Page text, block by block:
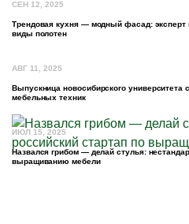
СЕН 12, 2025
Трендовая кухня — модный фасад: эксперт
виды полотен
АВГ 11, 2025
Выпускница новосибирского
мебельных техник
ИЮЛ 15, 2025
Назвался грибом — делай стулья:
выращиванию мебели